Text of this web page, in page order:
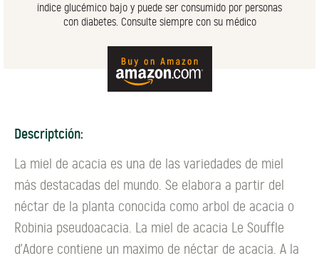
índice glucémico bajo y puede ser consumido por personas
con diabetes. Consulte siempre con su médico
Descriptción:
La miel de acacia es una de las variedades de miel
más destacadas del mundo. Se elabora a partir del
néctar de la planta conocida como arbol de acacia o
Robinia pseudoacacia. La miel de acacia Le Souffle
d'Adore contiene un maximo de néctar de acacia. A la